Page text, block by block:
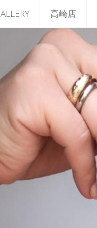
高崎店